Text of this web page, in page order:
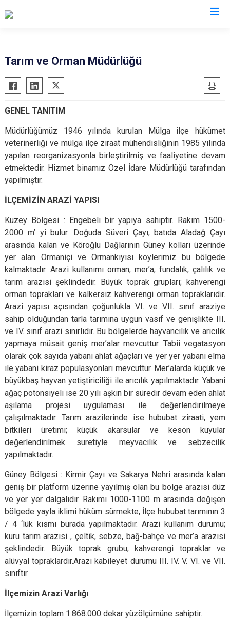
Akyurt
Altındağ
Ayaş
Bala
Beypazarı
Çamlıdere
Çankaya
Etimesgut
Gölbaşı
Güdül
Keçiören
Kızılcahamam
Mamak
Sincan
Yenimahalle
Pursaklar
Tarım ve Orman Müdürlüğü
GENEL TANITIM
Müdürlüğümüz 1946 yılında kurulan Mülga ilçe hükümet
veterinerliği ve mülga ilçe ziraat mühendisliğinin 1985 yılında
yapılan reorganizasyonla birleştirilmiş ve faaliyetine devam
etmektedir. Hizmet binamız Özel İdare Müdürlüğü tarafından
yapılmıştır.
İLÇEMİZİN ARAZİ YAPISI
Kuzey Bölgesi : Engebeli bir yapıya sahiptir. Rakım 1500-
2000 m’ yi bulur. Doğuda Süveri Çayı, batıda Aladağ Çayı
arasında kalan ve Köroğlu Dağlarının Güney kolları üzerinde
yer alan Ormaniçi ve Ormankıyısı köylerimiz bu bölgede
kalmaktadır. Arazi kullanımı orman, mer’a, fundalık, çalılık ve
tarım arazisi şeklindedir. Büyük toprak grupları; kahverengi
orman toprakları ve kalkersiz kahverengi orman topraklarıdır.
Arazi yapısı açısından çoğunlukla VI. ve VII. sınıf araziye
sahip olduğundan tarla tarımına uygun vasıf ve genişlikte III.
ve IV. sınıf arazi sınırlıdır. Bu bölgelerde hayvancılık ve arıcılık
yapmaya müsait geniş mer’alar mevcuttur. Tabii vegatasyon
olarak çok sayıda yabani ahlat ağaçları ve yer yer yabani elma
ile yabani kiraz populasyonları mevcuttur. Mer’alarda küçük ve
büyükbaş hayvan yetiştiriciliği ile arıcılık yapılmaktadır. Yabani
ağaç potonsiyeli ise 20 yılı aşkın bir süredir devam eden ahlat
aşılama projesi uygulaması ile değerlendirilmeye
çalışılmaktadır. Tarım arazilerinde ise hububat ziraati, yem
bitkileri üretimi; küçük akarsular ve keson kuyular
değerlendirilmek suretiyle meyvacılık ve sebzecilik
yapılmaktadır.
Güney Bölgesi : Kirmir Çayı ve Sakarya Nehri arasında kalan
geniş bir platform üzerine yayılmış olan bu bölge arazisi düz
ve yer yer dalgalıdır. Rakımı 1000-1100 m arasında değişen
bölgede yayla iklimi hüküm sürmekte, İlçe hububat tarımının 3
/ 4 ‘lük kısmı burada yapılmaktadır. Arazi kullanım durumu;
kuru tarım arazisi , çeltik, sebze, bağ-bahçe ve mer’a arazisi
şeklindedir. Büyük toprak grubu; kahverengi topraklar ve
alüvyal topraklardır.Arazi kabileyet durumu III. IV. V. VI. ve VII.
sınıftır.
İlçemizin Arazi Varlığı
İlçemizin toplam 1.868.000 dekar yüzölçümüne sahiptir.